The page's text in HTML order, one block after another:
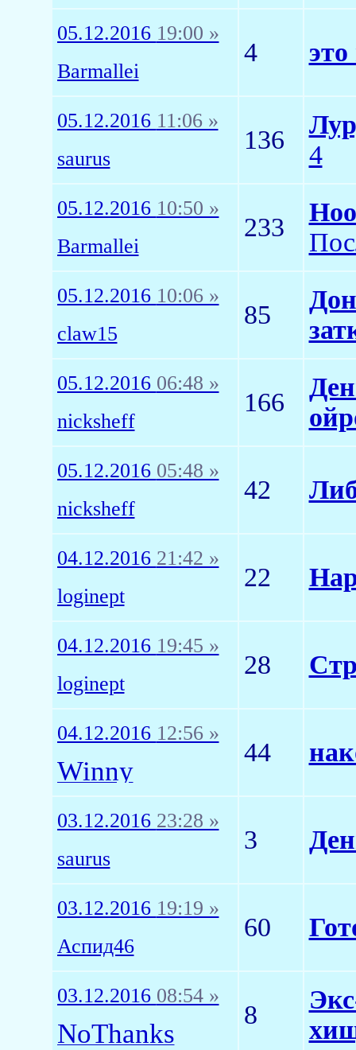
05.12.2016 19:00 »
Barmallei
4
05.12.2016 11:06 »
saurus
136
4
05.12.2016 10:50 »
Barmallei
233
05.12.2016 10:06 »
claw15
85
05.12.2016 06:48 »
nicksheff
166
05.12.2016 05:48 »
nicksheff
42
04.12.2016 21:42 »
loginept
22
04.12.2016 19:45 »
loginept
28
04.12.2016 12:56 »
Winny
44
03.12.2016 23:28 »
saurus
3
03.12.2016 19:19 »
Аспид46
60
03.12.2016 08:54 »
NoThanks
8